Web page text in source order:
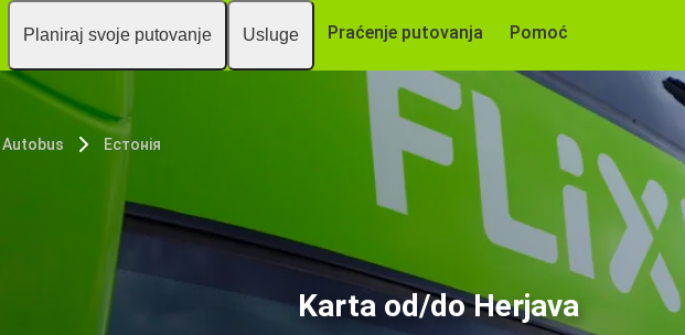
Planiraj svoje putovanje Usluge Praćenje putovanja Pomoć
Autobus Естонія
Karta od/do Herjava